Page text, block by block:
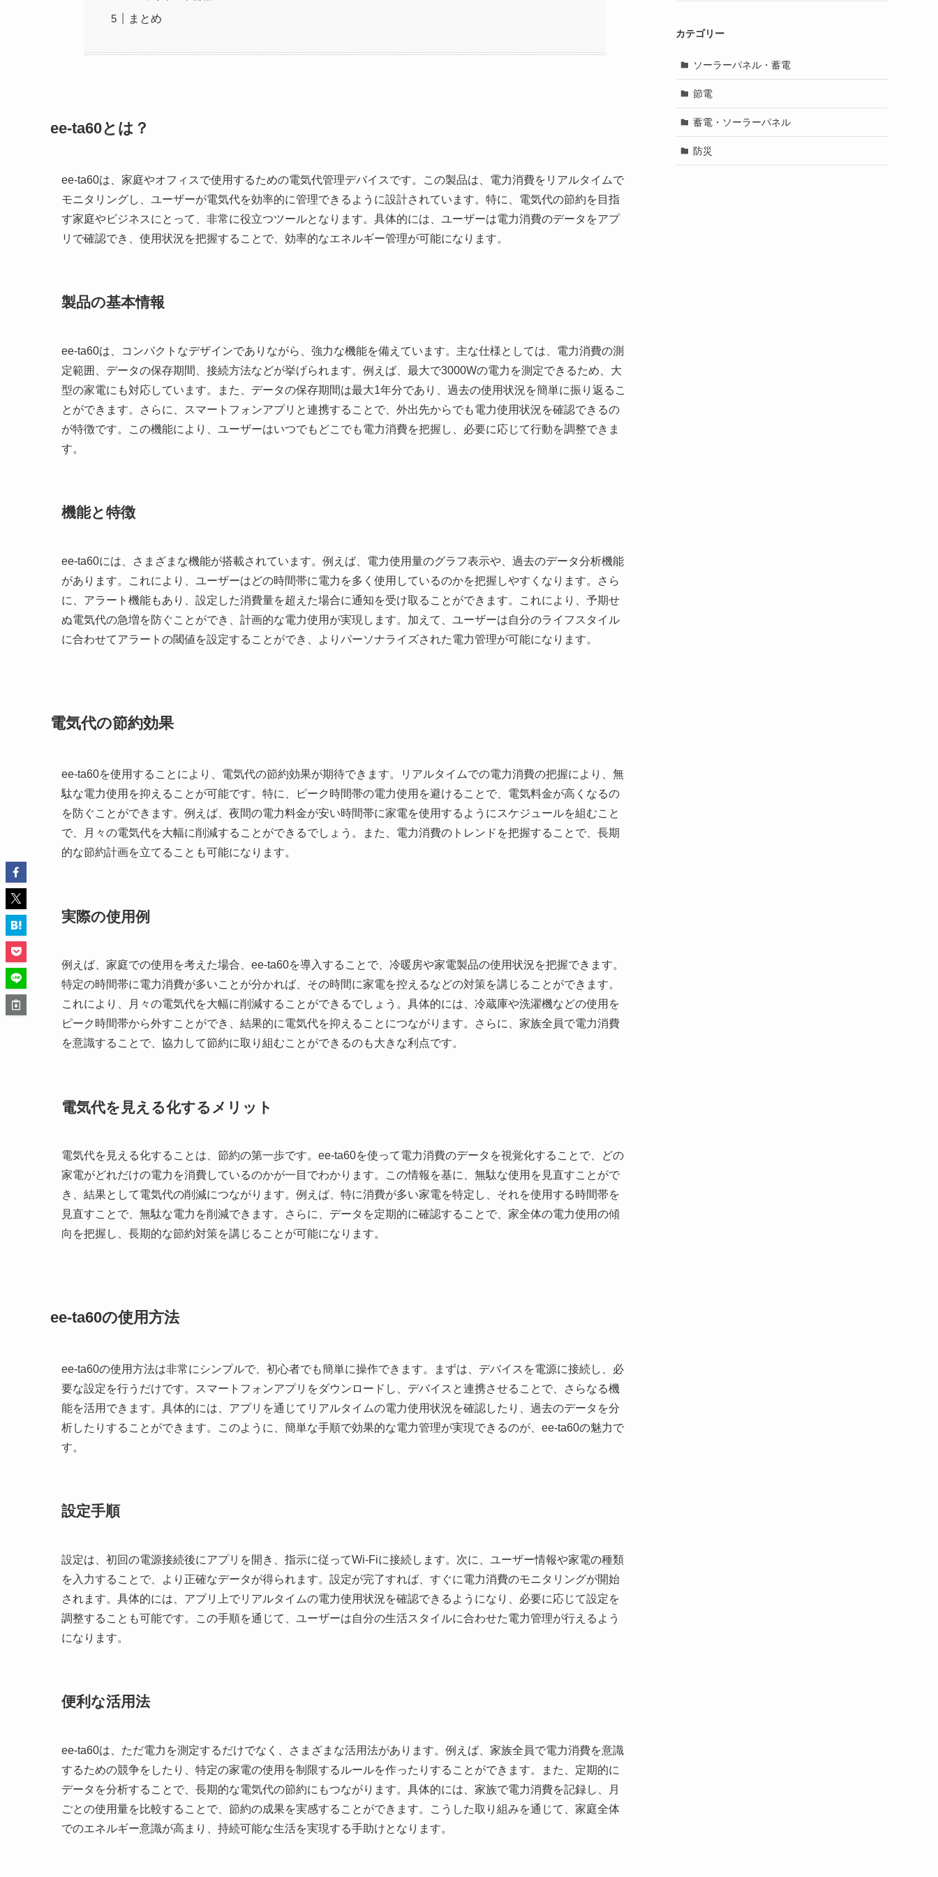
まとめ
ee-ta60とは？
ee-ta60は、家庭やオフィスで使用するための電気代管理デバイスです。この製品は、電力消費をリアルタイムで
モニタリングし、ユーザーが電気代を効率的に管理できるように設計されています。特に、電気代の節約を目指
す家庭やビジネスにとって、非常に役立つツールとなります。具体的には、ユーザーは電力消費のデータをアプ
リで確認でき、使用状況を把握することで、効率的なエネルギー管理が可能になります。
製品の基本情報
ee-ta60は、コンパクトなデザインでありながら、強力な機能を備えています。主な仕様としては、電力消費の測
定範囲、データの保存期間、接続方法などが挙げられます。例えば、最大で3000Wの電力を測定できるため、大
型の家電にも対応しています。また、データの保存期間は最大1年分であり、過去の使用状況を簡単に振り返るこ
とができます。さらに、スマートフォンアプリと連携することで、外出先からでも電力使用状況を確認できるの
が特徴です。この機能により、ユーザーはいつでもどこでも電力消費を把握し、必要に応じて行動を調整できま
す。
機能と特徴
ee-ta60には、さまざまな機能が搭載されています。例えば、電力使用量のグラフ表示や、過去のデータ分析機能
があります。これにより、ユーザーはどの時間帯に電力を多く使用しているのかを把握しやすくなります。さら
に、アラート機能もあり、設定した消費量を超えた場合に通知を受け取ることができます。これにより、予期せ
ぬ電気代の急増を防ぐことができ、計画的な電力使用が実現します。加えて、ユーザーは自分のライフスタイル
に合わせてアラートの閾値を設定することができ、よりパーソナライズされた電力管理が可能になります。
電気代の節約効果
ee-ta60を使用することにより、電気代の節約効果が期待できます。リアルタイムでの電力消費の把握により、無
駄な電力使用を抑えることが可能です。特に、ピーク時間帯の電力使用を避けることで、電気料金が高くなるの
を防ぐことができます。例えば、夜間の電力料金が安い時間帯に家電を使用するようにスケジュールを組むこと
で、月々の電気代を大幅に削減することができるでしょう。また、電力消費のトレンドを把握することで、長期
的な節約計画を立てることも可能になります。
実際の使用例
例えば、家庭での使用を考えた場合、ee-ta60を導入することで、冷暖房や家電製品の使用状況を把握できます。
特定の時間帯に電力消費が多いことが分かれば、その時間に家電を控えるなどの対策を講じることができます。
これにより、月々の電気代を大幅に削減することができるでしょう。具体的には、冷蔵庫や洗濯機などの使用を
ピーク時間帯から外すことができ、結果的に電気代を抑えることにつながります。さらに、家族全員で電力消費
を意識することで、協力して節約に取り組むことができるのも大きな利点です。
電気代を見える化するメリット
電気代を見える化することは、節約の第一歩です。ee-ta60を使って電力消費のデータを視覚化することで、どの
家電がどれだけの電力を消費しているのかが一目でわかります。この情報を基に、無駄な使用を見直すことがで
き、結果として電気代の削減につながります。例えば、特に消費が多い家電を特定し、それを使用する時間帯を
見直すことで、無駄な電力を削減できます。さらに、データを定期的に確認することで、家全体の電力使用の傾
向を把握し、長期的な節約対策を講じることが可能になります。
ee-ta60の使用方法
ee-ta60の使用方法は非常にシンプルで、初心者でも簡単に操作できます。まずは、デバイスを電源に接続し、必
要な設定を行うだけです。スマートフォンアプリをダウンロードし、デバイスと連携させることで、さらなる機
能を活用できます。具体的には、アプリを通じてリアルタイムの電力使用状況を確認したり、過去のデータを分
析したりすることができます。このように、簡単な手順で効果的な電力管理が実現できるのが、ee-ta60の魅力で
す。
設定手順
設定は、初回の電源接続後にアプリを開き、指示に従ってWi-Fiに接続します。次に、ユーザー情報や家電の種類
を入力することで、より正確なデータが得られます。設定が完了すれば、すぐに電力消費のモニタリングが開始
されます。具体的には、アプリ上でリアルタイムの電力使用状況を確認できるようになり、必要に応じて設定を
調整することも可能です。この手順を通じて、ユーザーは自分の生活スタイルに合わせた電力管理が行えるよう
になります。
便利な活用法
ee-ta60は、ただ電力を測定するだけでなく、さまざまな活用法があります。例えば、家族全員で電力消費を意識
するための競争をしたり、特定の家電の使用を制限するルールを作ったりすることができます。また、定期的に
データを分析することで、長期的な電気代の節約にもつながります。具体的には、家族で電力消費を記録し、月
ごとの使用量を比較することで、節約の成果を実感することができます。こうした取り組みを通じて、家庭全体
でのエネルギー意識が高まり、持続可能な生活を実現する手助けとなります。
カテゴリー
ソーラーパネル・蓄電
節電
蓄電・ソーラーパネル
防災